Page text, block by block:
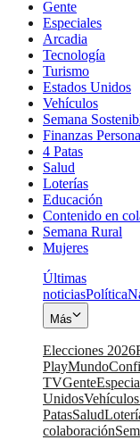
Gente
Especiales
Arcadia
Tecnología
Turismo
Estados Unidos
Vehículos
Semana
Finanzas
4 Patas
Salud
Loterías
Educación
Contenido en
Semana Rural
Mujeres
Últimas
noticiasPolítica
Más
Elecciones 2026
PlayMundo
TVGente
UnidosVehículos
PatasSalud
colaboración